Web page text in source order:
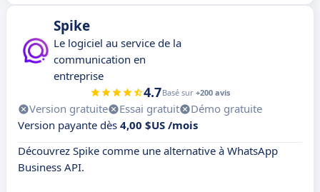
Spike
Le logiciel au service de la
communication en
entreprise
4.7Basé sur +200 avis
Version gratuite Essai gratuit
Démo gratuite
Version payante dès 4,00 $US /mois
Découvrez Spike comme une alternative à WhatsApp
Business API.